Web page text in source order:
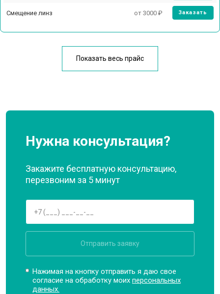
Смещение линз от 3000 ₽ Заказать
У меня другая неисправность
Показать весь прайс
Нужна консультация?
Закажите бесплатную консультацию,
перезвоним за 5 минут
Отправить заявку
Нажимая на кнопку отправить я даю свое
согласие на обработку моихперсональных
данных.